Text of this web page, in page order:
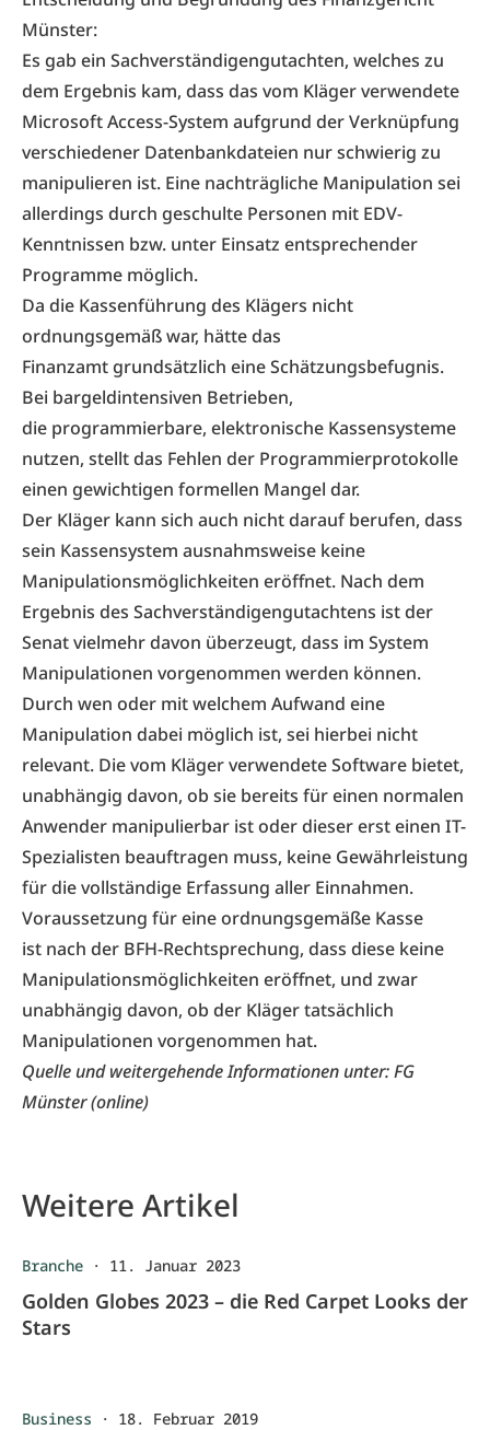
Münster:
Es gab ein Sachverständigengutachten, welches zu
dem Ergebnis kam, dass das vom Kläger verwendete
Microsoft Access-System aufgrund der Verknüpfung
verschiedener Datenbankdateien nur schwierig zu
manipulieren ist. Eine nachträgliche Manipulation sei
allerdings durch geschulte Personen mit EDV-
Kenntnissen bzw. unter Einsatz entsprechender
Programme möglich.
Da die Kassenführung des Klägers nicht
ordnungsgemäß war, hätte das
Finanzamt grundsätzlich eine Schätzungsbefugnis.
Bei bargeldintensiven Betrieben,
die programmierbare, elektronische Kassensysteme
nutzen, stellt das Fehlen der Programmierprotokolle
einen gewichtigen formellen Mangel dar.
Der Kläger kann sich auch nicht darauf berufen, dass
sein Kassensystem ausnahmsweise keine
Manipulationsmöglichkeiten eröffnet. Nach dem
Ergebnis des Sachverständigengutachtens ist der
Senat vielmehr davon überzeugt, dass im System
Manipulationen vorgenommen werden können.
Durch wen oder mit welchem Aufwand eine
Manipulation dabei möglich ist, sei hierbei nicht
relevant. Die vom Kläger verwendete Software bietet,
unabhängig davon, ob sie bereits für einen normalen
Anwender manipulierbar ist oder dieser erst einen IT-
Spezialisten beauftragen muss, keine Gewährleistung
für die vollständige Erfassung aller Einnahmen.
Voraussetzung für eine ordnungsgemäße Kasse
ist nach der BFH-Rechtsprechung, dass diese keine
Manipulationsmöglichkeiten eröffnet, und zwar
unabhängig davon, ob der Kläger tatsächlich
Manipulationen vorgenommen hat.
Quelle und weitergehende Informationen unter: FG
Münster (online)
Weitere Artikel
Branche · 11. Januar 2023
Golden Globes 2023 – die Red Carpet Looks der
Stars
Business · 18. Februar 2019